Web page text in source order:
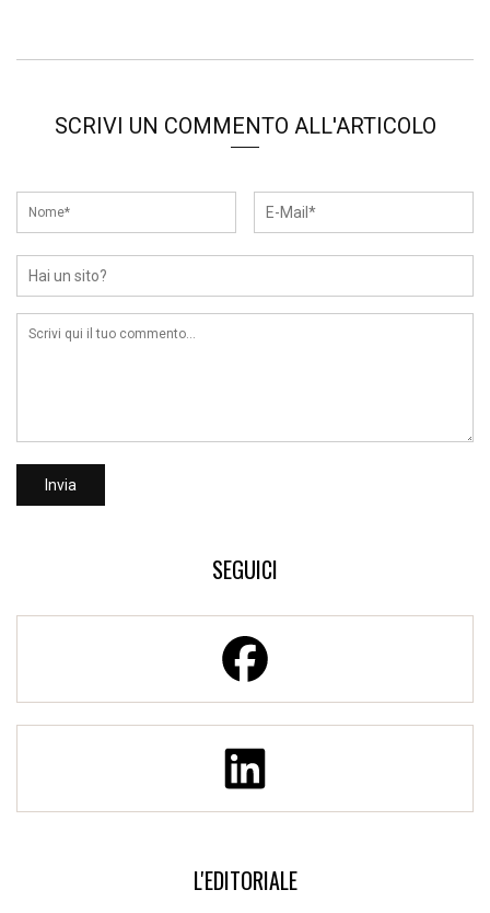
SCRIVI UN COMMENTO ALL'ARTICOLO
SEGUICI
L'EDITORIALE